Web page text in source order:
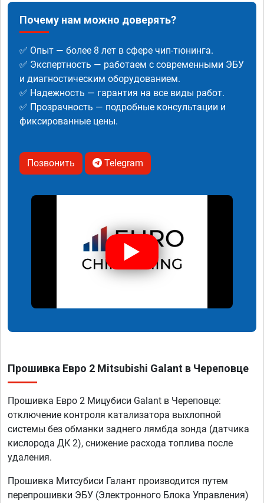
Почему нам можно доверять?
✅ Опыт — более 8 лет в сфере чип-тюнинга.
✅ Экспертность — работаем с современными ЭБУ
и диагностическим оборудованием.
✅ Надежность — гарантия на все виды работ.
✅ Прозрачность — подробные консультации и
фиксированные цены.
Позвонить Telegram
Прошивка Евро 2 Mitsubishi Galant в Череповце
Прошивка Евро 2 Мицубиси Galant в Череповце:
отключение контроля катализатора выхлопной
системы без обманки заднего лямбда зонда (датчика
кислорода ДК 2), снижение расхода топлива после
удаления.
Прошивка Митсубиси Галант производится путем
перепрошивки ЭБУ (Электронного Блока Управления)